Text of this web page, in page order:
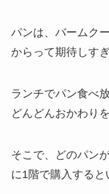
パンは、バームク
からって期待しす
ランチでパン食べ
どんどんおかわり
そこで、どのパン
に1階で購入すると